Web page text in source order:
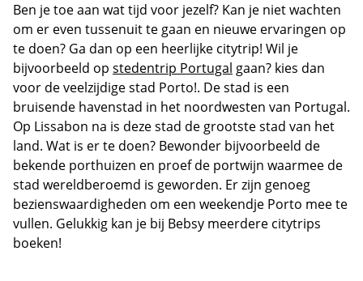
Ben je toe aan wat tijd voor jezelf? Kan je niet wachten
om er even tussenuit te gaan en nieuwe ervaringen op
te doen? Ga dan op een heerlijke citytrip! Wil je
bijvoorbeeld op stedentrip Portugal gaan? kies dan
voor de veelzijdige stad Porto!. De stad is een
bruisende havenstad in het noordwesten van Portugal.
Op Lissabon na is deze stad de grootste stad van het
land. Wat is er te doen? Bewonder bijvoorbeeld de
bekende porthuizen en proef de portwijn waarmee de
stad wereldberoemd is geworden. Er zijn genoeg
bezienswaardigheden om een weekendje Porto mee te
vullen. Gelukkig kan je bij Bebsy meerdere citytrips
boeken!